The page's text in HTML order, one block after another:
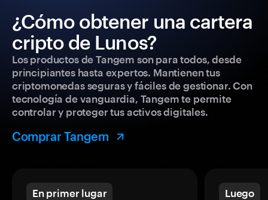
¿Cómo obtener una cartera
cripto de Lunos?
Los productos de Tangem son para todos, desde
principiantes hasta expertos. Mantienen tus
criptomonedas seguras y fáciles de gestionar. Con
tecnología de vanguardia, Tangem te permite
controlar y proteger tus activos digitales.
Comprar Tangem
En primer lugar Luego